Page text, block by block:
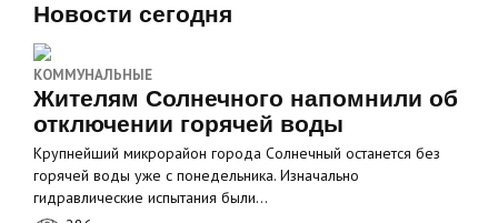
Новости сегодня
КОММУНАЛЬНЫЕ
Жителям Солнечного напомнили об
отключении горячей воды
Крупнейший микрорайон города Солнечный останется без
горячей воды уже с понедельника. Изначально
гидравлические испытания были…